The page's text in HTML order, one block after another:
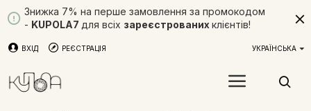
Знижка 7% на перше замовлення за промокодом
- KUPOLA7 для всіх зареєстрованих клієнтів!
ВХІД РЕЄСТРАЦІЯ УКРАЇНСЬКА